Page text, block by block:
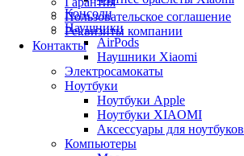
Пользовательское соглашение
Реквизиты компании
Контакты
Консоли
Наушники
AirPods
Наушники Xiaomi
Электросамокаты
Ноутбуки
Ноутбуки Apple
Ноутбуки XIAOMI
Аксессуары для ноутбуков
Компьютеры